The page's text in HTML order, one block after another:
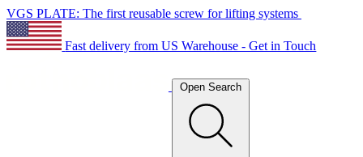
VGS PLATE: The first reusable screw for lifting systems
Fast delivery from US Warehouse - Get in Touch
Open Search